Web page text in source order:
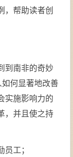
，帮助读者创
到南非的奇妙
如何显著地改善
实施影响力的
，并且使之持
工；